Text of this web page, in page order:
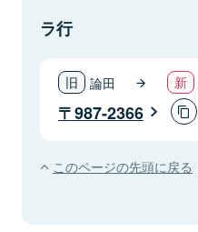
ラ行
論田
987-2366
このページの先頭に戻る